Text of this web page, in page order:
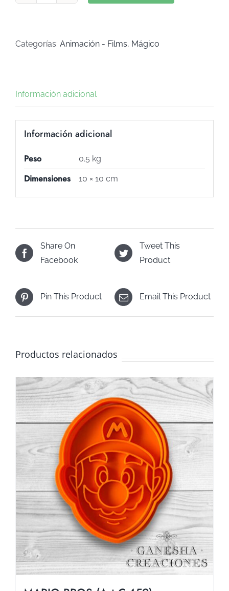
C-
Categorías: Animación - Films, Mágico
Información adicional
Información adicional
Peso 0.5 kg
Dimensiones 10 × 10 cm
Share On
Facebook
Tweet This
Product
Pin This Product Email This Product
Productos relacionados